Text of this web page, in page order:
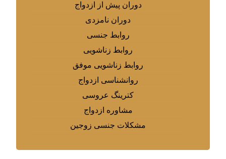
دوران پیش از ازدواج
دوران نامزدی
روابط جنسی
روابط زناشویی
روابط زناشویی موفق
روانشناسی ازدواج
کترینگ عروسی
مشاوره ازدواج
مشکلات جنسی زوجین